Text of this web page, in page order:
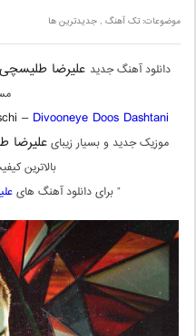
موضوعات:تک آهنگ ,جدیدترین ها
دانلود آهنگ جدید علیرضا طلیسچی
– Divooneye Doos Dashtani
موزیک جدید و بسیار زیبایعلیرضا
بالاترین
” برای دانلود آهنگ های